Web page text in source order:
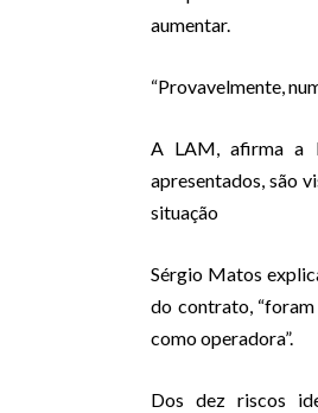
aumentar.
“Provavelmente,
A LAM, afirma a
apresentados, são
situação
Sérgio Matos
do contrato,
como operadora”.
Dos dez riscos